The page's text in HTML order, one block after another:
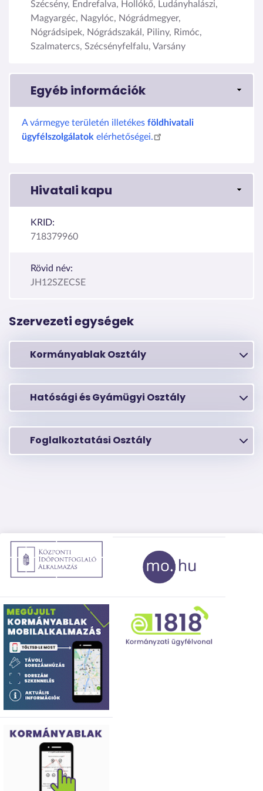
Szécsény, Endrefalva, Hollókő, Ludányhalászi,
Magyargéc, Nagylóc, Nógrádmegyer,
Nógrádsipek, Nógrádszakál, Piliny, Rimóc,
Szalmatercs, Szécsényfelfalu, Varsány
Egyéb információk
A vármegye területén illetékes földhivatali
ügyfélszolgálatok elérhetőségei.
Hivatali kapu
KRID:
718379960
Rövid név:
JH12SZECSE
Szervezeti egységek
Kormányablak Osztály
Hatósági és Gyámügyi Osztály
Foglalkoztatási Osztály